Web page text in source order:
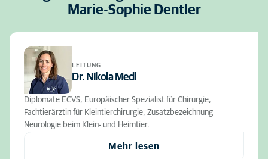
Marie-Sophie Dentler
LEITUNG
Dr. Nikola Medl
Diplomate ECVS, Europäischer Spezialist für Chirurgie,
Fachtierärztin für Kleintierchirurgie, Zusatzbezeichnung
Neurologie beim Klein- und Heimtier.
Mehr lesen